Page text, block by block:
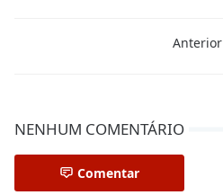
Anterior
NENHUM COMENTÁRIO
Comentar